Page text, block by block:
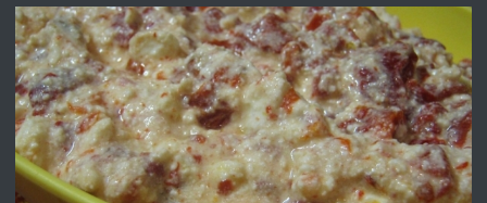
градската градина!
преди 1 ден
ПРЕДЛАГА
ПРОСТОРЕН ТРИСТАЕН
АПАРТАМЕНТ В НОВА СГРАДА КВ.
КУБА